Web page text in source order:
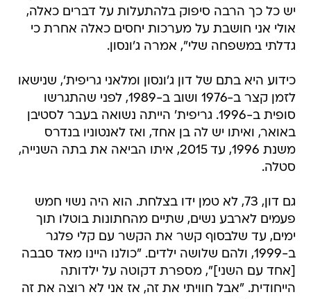
יש כל כך הרבה סיפוק בלהתעלות על דברים כאלה,
אולי אני חושבת על מערכות יחסים כאלה אחרת כי
גדלתי במשפחה שלי", אמרה ג'ונסון.
כידוע היא בתם של דון ג'ונסון ומלאני גריפית', שנישאו
לזמן קצר ב-1976 ושוב ב-1989, לפני שהתגרשו
סופית ב-1996. גריפית' הייתה נשואה בעבר לסטיבן
באואר, ואיתו יש לה בן אחד, ואז לאנטוניו בנדרס
משנת 1996, עד 2015, איתו הביאה את בתה השנייה,
סטלה.
גם דון, 73, לא טמן ידו בצלחת. הוא היה נשוי חמש
פעמים לארבע נשים, שתיים מהחתונות בוטלו תוך
ימים, עד שלבסוף קשר את הקשר עם קלי פלגר
ב-1999, ולהם שלושה ילדים. "כולנו היינו מאד סבבה
[אחד עם השני]", מספרת דקוטה על ילדותה
הייחודית. "אבל חוויתי את זה, אז אני לא רוצה את זה